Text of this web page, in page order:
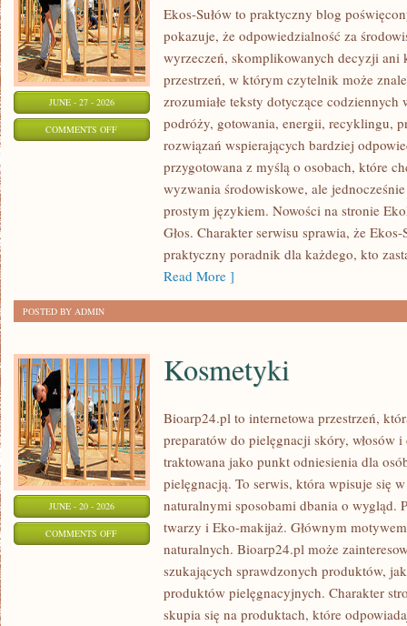
JUNE - 27 - 2026
COMMENTS OFFON
TECHNOLOGIE
Ekos-Sułów to praktyczny blog
pokazuje, że odpowiedzialność za
wyrzeczeń, skomplikowanych decyzji ani
przestrzeń, w którym czytelnik może
zrozumiałe teksty dotyczące
podróży, gotowania, energii, recyklingu,
rozwiązań wspierających bardziej
przygotowana z myślą o osobach, które
wyzwania środowiskowe, ale
prostym językiem. Nowości na stronie
Głos. Charakter serwisu sprawia, że
praktyczny poradnik dla każdego, kto
Read More ]
POSTED BY ADMIN
JUNE - 20 - 2026
COMMENTS OFFON
KOSMETYKI
Kosmetyki
Bioarp24.pl to internetowa przestrzeń,
preparatów do pielęgnacji skóry, włosów i
traktowana jako punkt odniesienia dla
pielęgnacją. To serwis, która wpisuje się
naturalnymi sposobami dbania o wygląd.
twarzy i Eko-makijaż. Głównym
naturalnych. Bioarp24.pl może
szukających sprawdzonych produktów,
produktów pielęgnacyjnych. Charakter
skupia się na produktach, które